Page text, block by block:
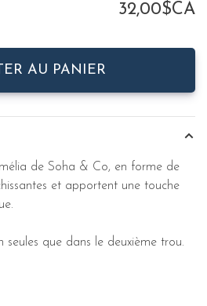
32,00$CA
AU PANIER
de Soha & Co, en forme de
et apportent une touche
seules que dans le deuxième trou.